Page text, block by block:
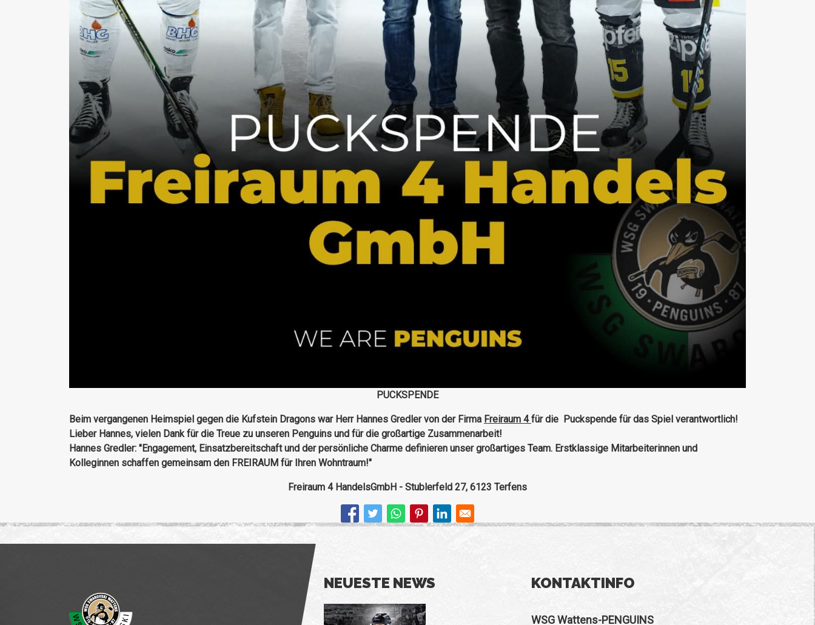
PUCKSPENDE
Beim vergangenen Heimspiel gegen die Kufstein Dragons war Herr Hannes Gredler von der Firma Freiraum 4für die Puckspende für das Spiel verantwortlich!
Lieber Hannes, vielen Dank für die Treue zu unseren Penguins und für die großartige Zusammenarbeit!
Hannes Gredler: "Engagement, Einsatzbereitschaft und der persönliche Charme definieren unser großartiges Team. Erstklassige Mitarbeiterinnen und
Kolleginnen schaffen gemeinsam den FREIRAUM für Ihren Wohntraum!"
Freiraum 4 HandelsGmbH - Stublerfeld 27, 6123 Terfens
NEUESTE NEWS KONTAKTINFO
WSG Wattens-PENGUINS